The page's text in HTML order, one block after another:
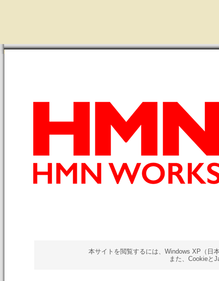
本サイトを閲覧するには、Windows XP（日
また、Cookieと